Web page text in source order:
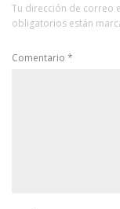
Tu dirección de correo
obligatorios están
Comentario *